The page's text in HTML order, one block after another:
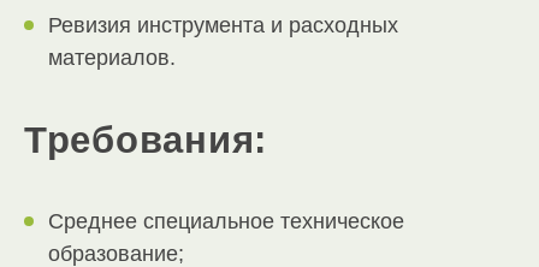
Ревизия инструмента и расходных
материалов.
Требования:
Среднее специальное техническое
образование;